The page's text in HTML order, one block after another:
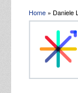
Tu sei qui
Home » Daniele